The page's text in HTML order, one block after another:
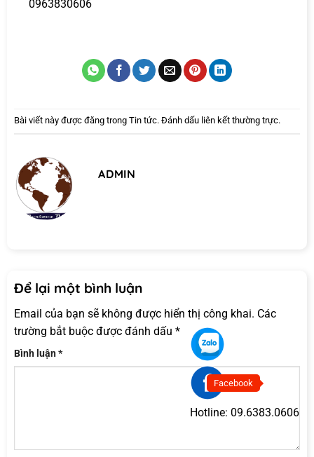
0963830606
Bài viết này được đăng trong Tin tức. Đánh dấu liên kết thường trực.
ADMIN
Để lại một bình luận
Email của bạn sẽ không được hiển thị công khai. Các
trường bắt buộc được đánh dấu *
Bình luận*
Facebook
Hotline: 09.6383.0606